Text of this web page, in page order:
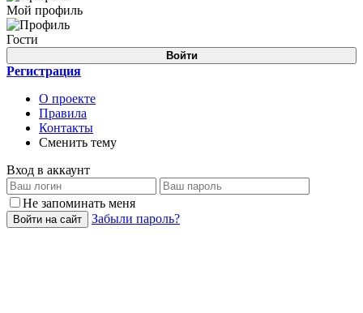
Мой профиль
Гости
Войти
Регистрация
О проекте
Правила
Контакты
Сменить тему
Вход в аккаунт
Не запоминать меня
Войти на сайт Забыли пароль?